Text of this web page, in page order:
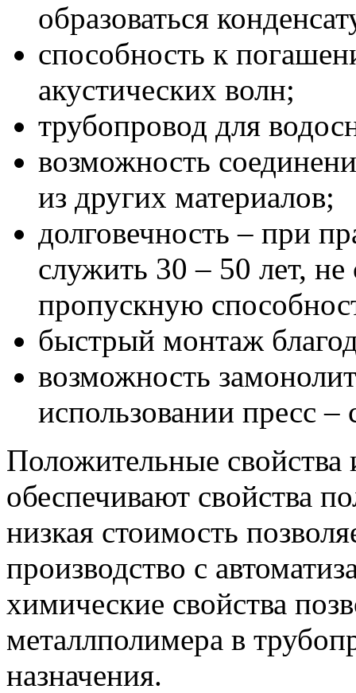
образоваться
способность к
акустических волн;
трубопровод для
возможность
из других материалов;
долговечность – при
служить 30 – 50 лет,
пропускную
быстрый монтаж
возможность
использовании пресс –
Положительные свойства
обеспечивают свойства
низкая стоимость
производство с
химические свойства
металлполимера в
назначения.